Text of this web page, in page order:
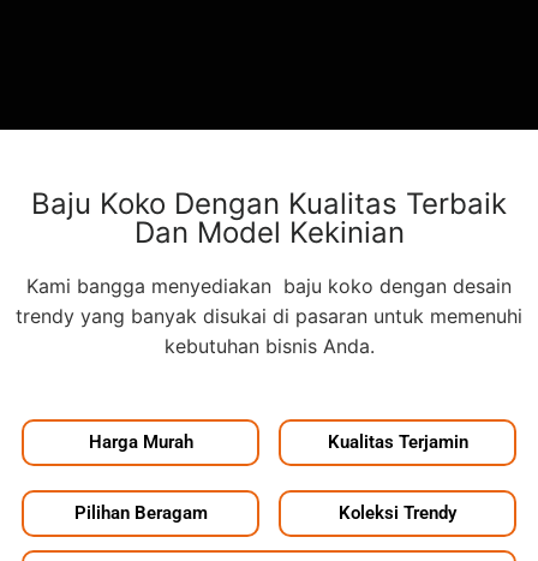
Baju Koko Dengan Kualitas Terbaik
Dan Model Kekinian
Kami bangga menyediakan baju koko dengan desain
trendy yang banyak disukai di pasaran untuk memenuhi
kebutuhan bisnis Anda.
Harga Murah
Pilihan Beragam
Kualitas Terjamin
Koleksi Trendy